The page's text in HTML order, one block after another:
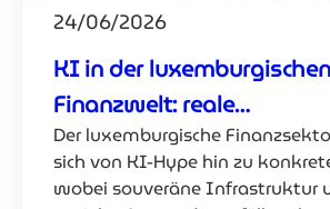
24/06/2026
KI in der luxemburgischen
Finanzwelt: reale
Anwendungsfälle zur
Der luxemburgische
sich von KI-Hype hin zu
wobei souveräne Infrastruktur